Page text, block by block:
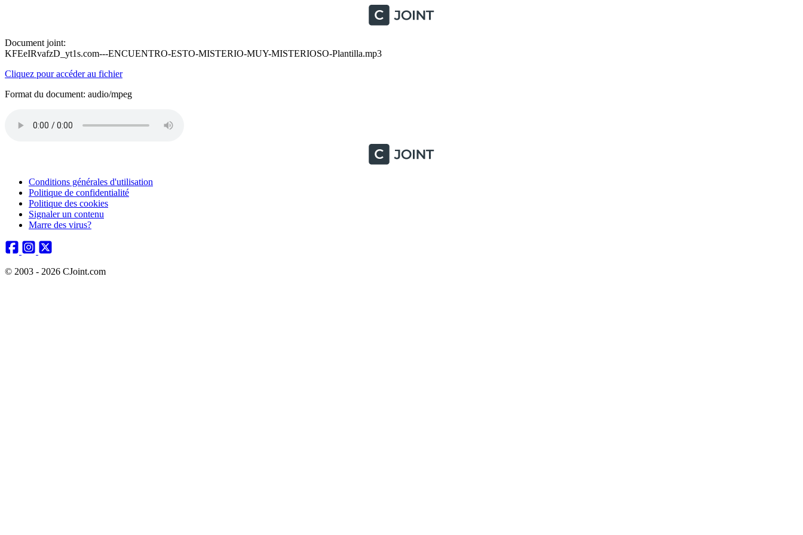
Document joint:
KFEeIRvafzD_yt1s.com---ENCUENTRO-ESTO-MISTERIO-MUY-MISTERIOSO-Plantilla.mp3
Cliquez pour accéder au fichier
Format du document: audio/mpeg
Conditions générales d'utilisation
Politique de confidentialité
Politique des cookies
Signaler un contenu
Marre des virus?
© 2003 - 2026 CJoint.com